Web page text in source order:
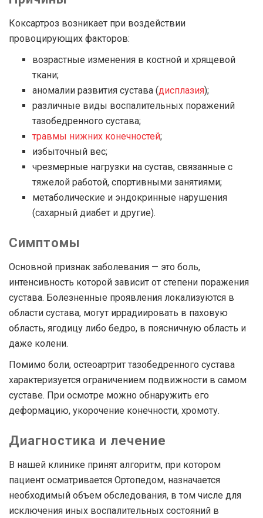
Коксартроз возникает при воздействии
провоцирующих факторов:
возрастные изменения в костной и хрящевой
ткани;
аномалии развития сустава (дисплазия);
различные виды воспалительных поражений
тазобедренного сустава;
травмы нижних конечностей;
избыточный вес;
чрезмерные нагрузки на сустав, связанные с
тяжелой работой, спортивными занятиями;
метаболические и эндокринные нарушения
(сахарный диабет и другие).
Симптомы
Основной признак заболевания — это боль,
интенсивность которой зависит от степени поражения
сустава. Болезненные проявления локализуются в
области сустава, могут иррадиировать в паховую
область, ягодицу либо бедро, в поясничную область и
даже колени.
Помимо боли, остеоартрит тазобедренного сустава
характеризуется ограничением подвижности в самом
суставе. При осмотре можно обнаружить его
деформацию, укорочение конечности, хромоту.
Диагностика и лечение
В нашей клинике принят алгоритм, при котором
пациент осматривается Ортопедом, назначается
необходимый объем обследования, в том числе для
исключения иных воспалительных состояний в